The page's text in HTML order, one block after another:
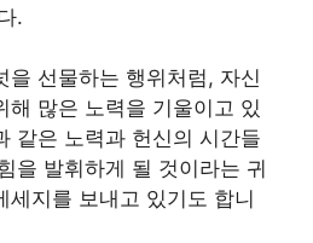
.
을 선물하는 행위처럼, 자신
해 많은 노력을 기울이고 있
같은 노력과 헌신의 시간들
을 발휘하게 될 것이라는 귀
세지를 보내고 있기도 합니